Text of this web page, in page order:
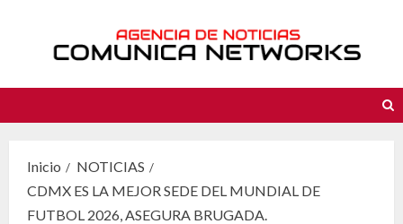
contenido
Inicio
NOTICIAS
CDMX ES LA MEJOR SEDE DEL MUNDIAL DE
FUTBOL 2026, ASEGURA BRUGADA.